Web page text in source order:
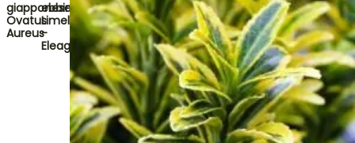
giapponese
Ovatus
Aureus
ebbingei
Limelight
-
Eleagno